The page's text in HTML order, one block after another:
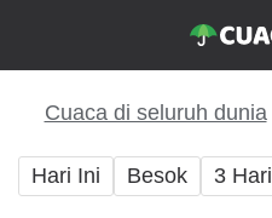
Cuaca di seluruh dunia
Hari Ini Besok 3 Hari